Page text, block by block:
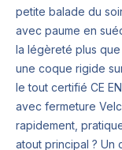
petite balade du
avec paume en
la légèreté plus
une coque rigide
le tout certifié CE
avec fermeture
rapidement,
atout principal ? Un